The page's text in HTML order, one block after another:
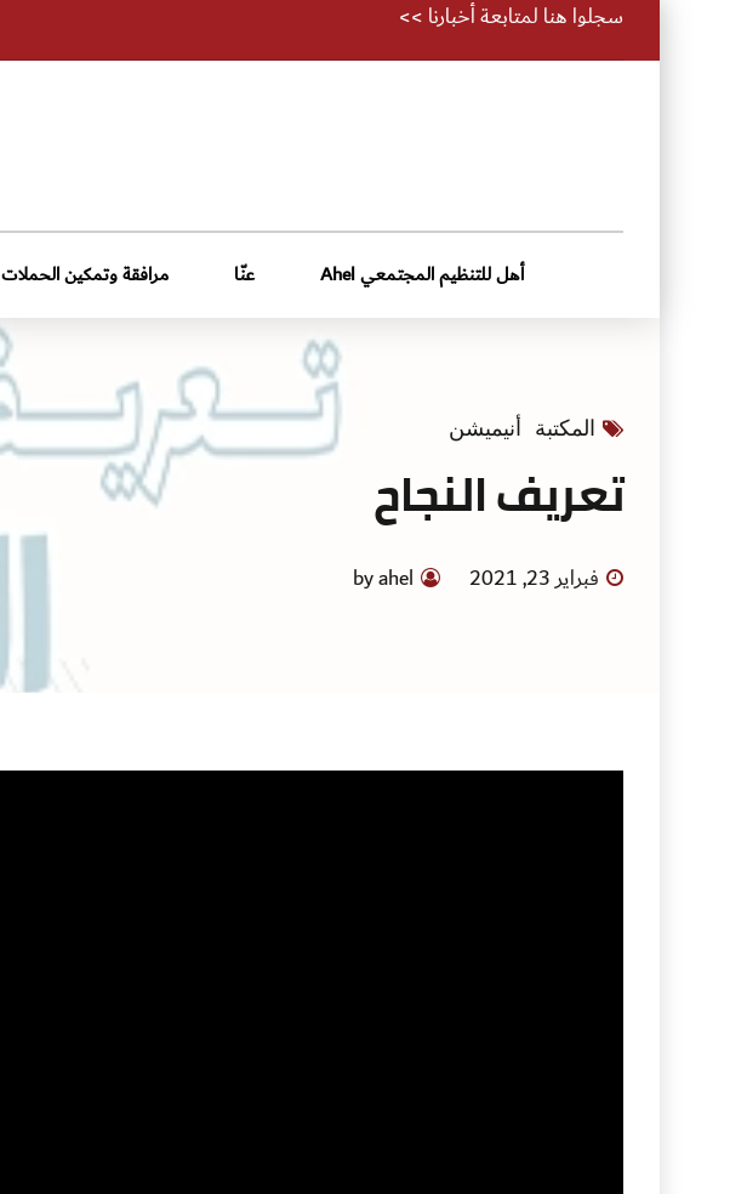
سجلوا هنا لمتابعة أخبارنا >>
أهل للتنظيم المجتمعي Ahel عنّا مرافقة وتمكين الحملات
المكتبة أنيميشن
تعريف النجاح
فبراير 23, 2021 by ahel